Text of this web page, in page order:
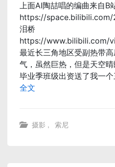
上面AI陶喆唱的编曲来自B
https://space.bilibili.com/
泪桥
https://www.bilibili.com/
最近长三角地区受副热带
气，虽然巨热，但是天空
毕业季班级出资送了我一
全文
摄影 , 索尼